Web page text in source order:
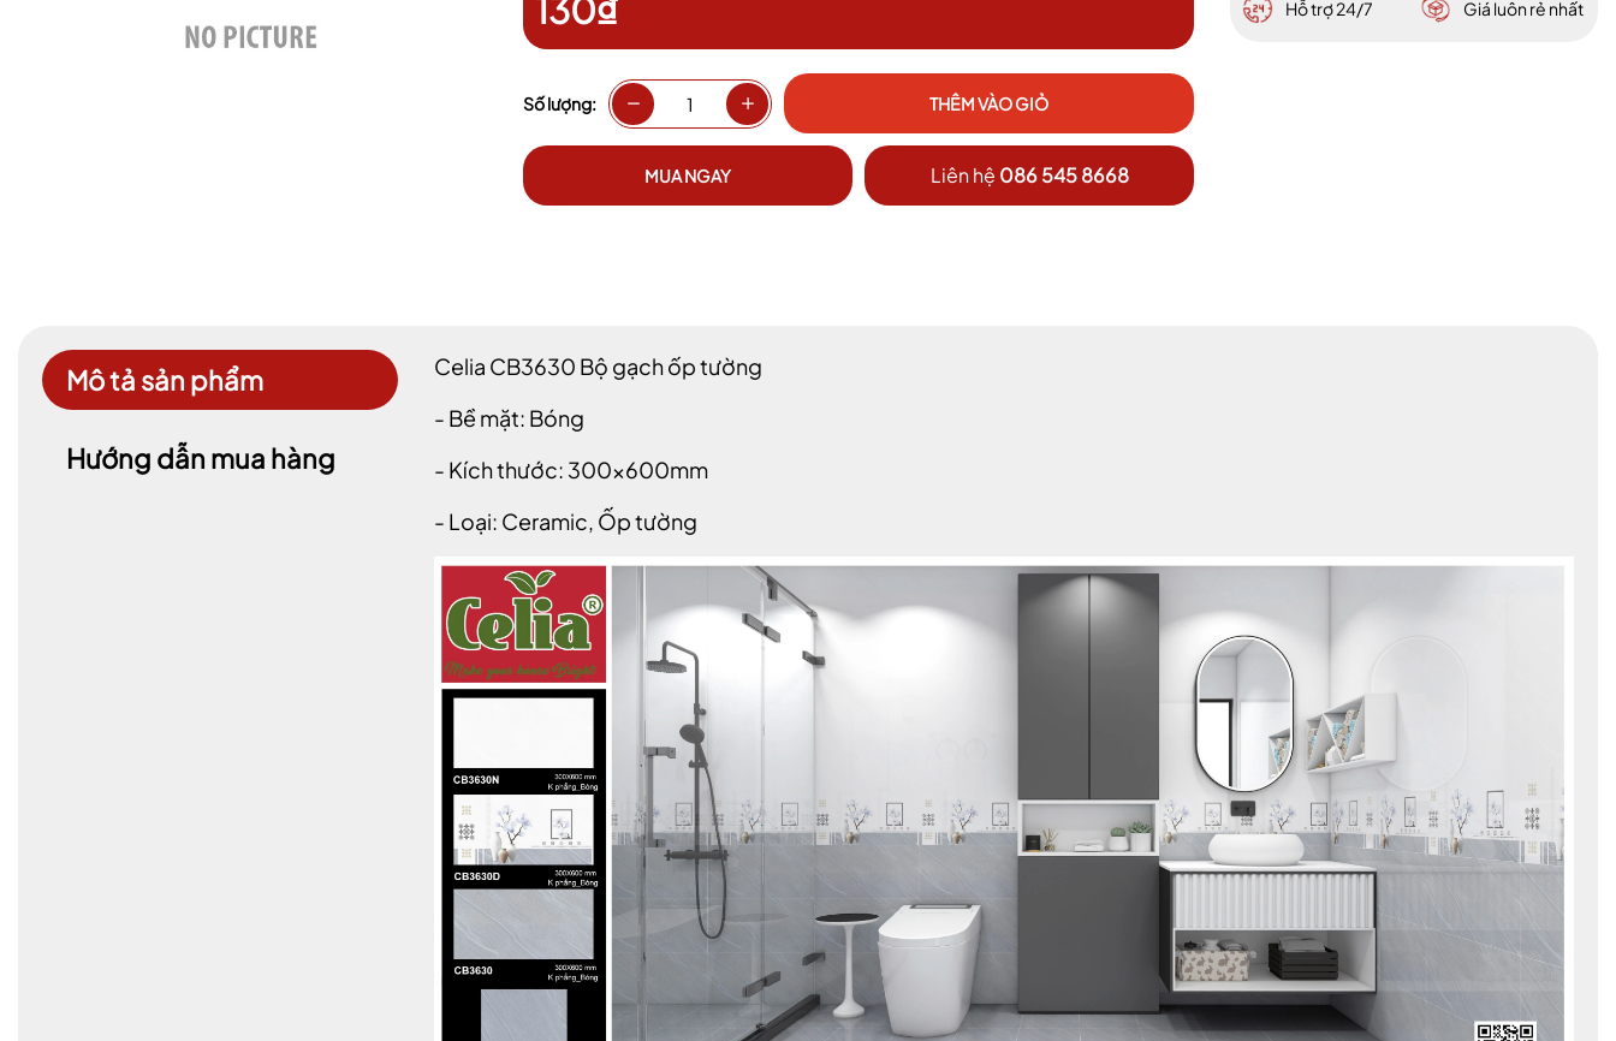
130₫
Số lượng: THÊM VÀO GIỎ
MUA NGAY Liên hệ 086 545 8668
Hỗ trợ 24/7
Giá luôn rẻ nhất
Mô tả sản phẩm
Hướng dẫn mua hàng
Celia CB3630 Bộ gạch ốp tường
- Bề mặt: Bóng
- Kích thước: 300x600mm
- Loại: Ceramic, Ốp tường